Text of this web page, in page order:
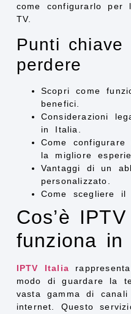
come configurarlo per
TV.
Punti chiave
perdere
Scopri come
benefici.
Considerazioni
in Italia.
Come
la migliore
Vantaggi di un
personalizzato.
Come scegliere
Cos’è
funziona in
IPTV Italia
modo di guardare la
vasta gamma di
internet. Questo